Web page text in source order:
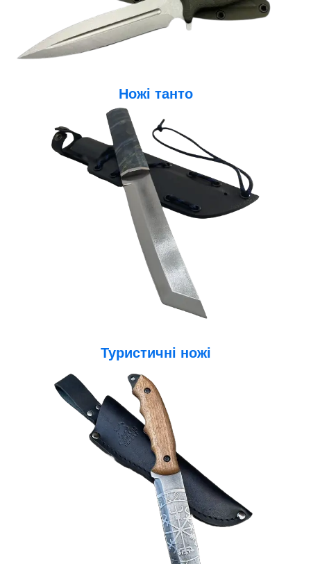
Ножі танто
Туристичні ножі